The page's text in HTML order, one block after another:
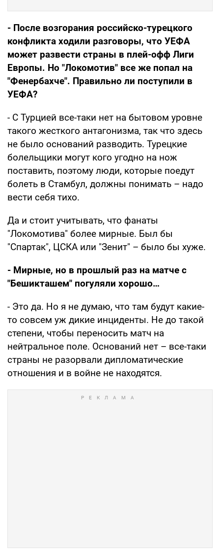
- После возгорания российско-турецкого
конфликта ходили разговоры, что УЕФА
может развести страны в плей-офф Лиги
Европы. Но "Локомотив" все же попал на
"Фенербахче". Правильно ли поступили в
УЕФА?
- С Турцией все-таки нет на бытовом уровне
такого жесткого антагонизма, так что здесь
не было оснований разводить. Турецкие
болельщики могут кого угодно на нож
поставить, поэтому люди, которые поедут
болеть в Стамбул, должны понимать – надо
вести себя тихо.
Да и стоит учитывать, что фанаты
"Локомотива" более мирные. Был бы
"Спартак", ЦСКА или "Зенит" – было бы хуже.
- Мирные, но в прошлый раз на матче с
"Бешикташем" погуляли хорошо…
- Это да. Но я не думаю, что там будут какие-
то совсем уж дикие инциденты. Не до такой
степени, чтобы переносить матч на
нейтральное поле. Оснований нет – все-таки
страны не разорвали дипломатические
отношения и в войне не находятся.